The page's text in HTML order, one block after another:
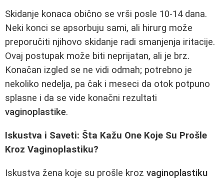
Skidanje konaca obično se vrši posle 10-14 dana.
Neki konci se apsorbuju sami, ali hirurg može
preporučiti njihovo skidanje radi smanjenja iritacije.
Ovaj postupak može biti neprijatan, ali je brz.
Konačan izgled se ne vidi odmah; potrebno je
nekoliko nedelja, pa čak i meseci da otok potpuno
splasne i da se vide konačni rezultati
vaginoplastike.
Iskustva i Saveti: Šta Kažu One Koje Su Prošle
Kroz Vaginoplastiku?
Iskustva žena koje su prošle kroz vaginoplastiku